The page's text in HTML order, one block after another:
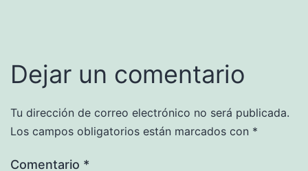
Dejar un comentario
Tu dirección de correo electrónico no será publicada.
Los campos obligatorios están marcados con *
Comentario *